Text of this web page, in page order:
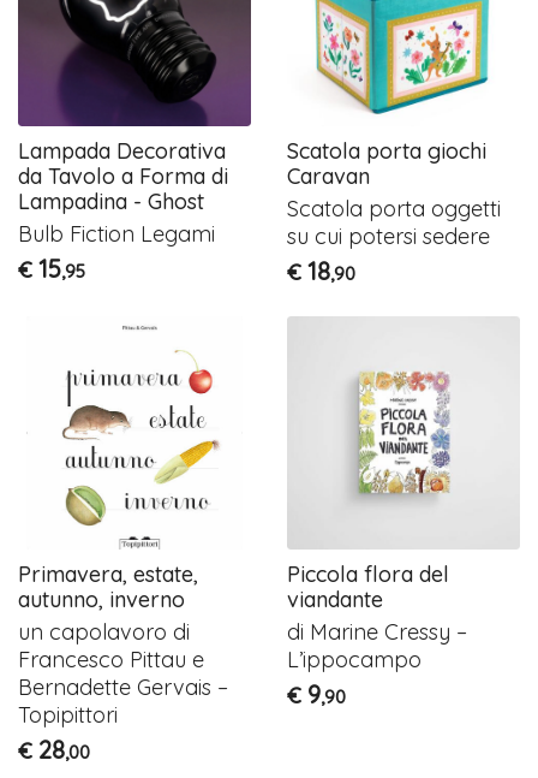
Lampada Decorativa
da Tavolo a Forma di
Lampadina - Ghost
Bulb Fiction Legami
€ 15,95
Scatola porta giochi
Caravan
Scatola porta oggetti
su cui potersi sedere
€ 18,90
Primavera, estate,
autunno, inverno
un capolavoro di
Francesco Pittau e
Bernadette Gervais –
Topipittori
€ 28,00
Piccola flora del
viandante
di Marine Cressy –
L’ippocampo
€ 9,90